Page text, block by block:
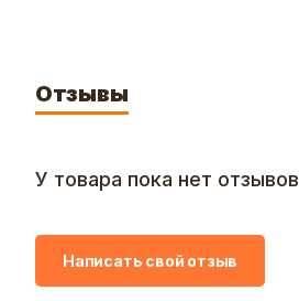
Отзывы
У товара пока нет отзывов
Написать свой отзыв